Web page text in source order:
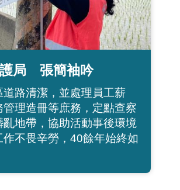
局 張簡袖吟
道路清潔，並處理員工薪
管理造冊等庶務，定點查察
亂地帶，協助活動事後環境
作不畏辛勞，40餘年始終如